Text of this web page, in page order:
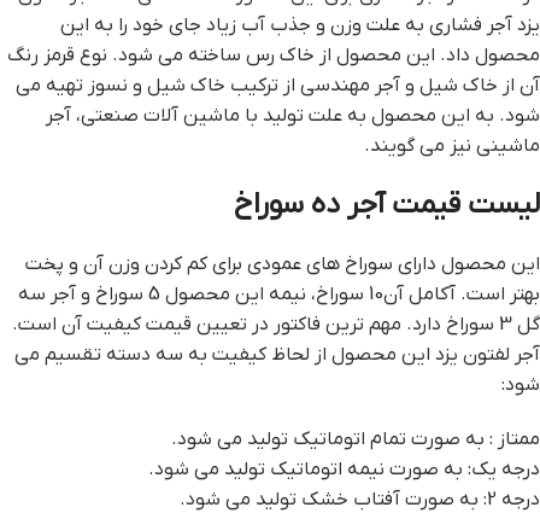
یزد آجر فشاری به علت وزن و جذب آب زیاد جای خود را به این
محصول داد. این محصول از خاک رس ساخته می شود. نوع قرمز رنگ
آن از خاک شیل و آجر مهندسی از ترکیب خاک شیل و نسوز تهیه می
شود. به این محصول به علت تولید با ماشین آلات صنعتی، آجر
ماشینی نیز می گویند.
ليست قيمت آجر ده سوراخ
این محصول دارای سوراخ های عمودی برای کم کردن وزن آن و پخت
بهتر است. آکامل آن10 سوراخ، نیمه این محصول 5 سوراخ و آجر سه
گل 3 سوراخ دارد. مهم ترین فاکتور در تعیین قیمت کیفیت آن است.
آجر لفتون یزد این محصول از لحاظ کیفیت به سه دسته تقسیم می
شود:
ممتاز : به صورت تمام اتوماتیک تولید می شود.
درجه یک: به صورت نیمه اتوماتیک تولید می شود.
درجه 2: به صورت آفتاب خشک تولید می شود.